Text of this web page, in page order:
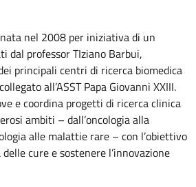
nel 2008 per iniziativa di un
dal professor TIziano Barbui,
principali centri di ricerca biomedica
all’ASST Papa Giovanni XXIII.
e coordina progetti di ricerca clinica
ambiti – dall’oncologia alla
alle malattie rare – con l’obiettivo
cure e sostenere l’innovazione